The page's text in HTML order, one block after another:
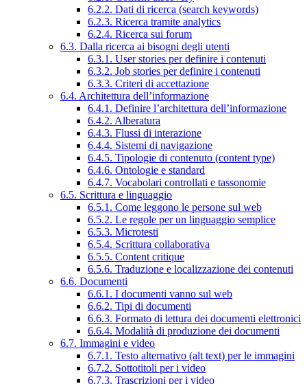
6.2.2. Dati di ricerca (search keywords)
6.2.3. Ricerca tramite analytics
6.2.4. Ricerca sui forum
6.3. Dalla ricerca ai bisogni degli utenti
6.3.1. User stories per definire i contenuti
6.3.2. Job stories per definire i contenuti
6.3.3. Criteri di accettazione
6.4. Architettura dell’informazione
6.4.1. Definire l’architettura dell’informazione
6.4.2. Alberatura
6.4.3. Flussi di interazione
6.4.4. Sistemi di navigazione
6.4.5. Tipologie di contenuto (content type)
6.4.6. Ontologie e standard
6.4.7. Vocabolari controllati e tassonomie
6.5. Scrittura e linguaggio
6.5.1. Come leggono le persone sul web
6.5.2. Le regole per un linguaggio semplice
6.5.3. Microtesti
6.5.4. Scrittura collaborativa
6.5.5. Content critique
6.5.6. Traduzione e localizzazione dei contenuti
6.6. Documenti
6.6.1. I documenti vanno sul web
6.6.2. Tipi di documenti
6.6.3. Formato di lettura dei documenti elettronici
6.6.4. Modalità di produzione dei documenti
6.7. Immagini e video
6.7.1. Testo alternativo (alt text) per le immagini
6.7.2. Sottotitoli per i video
6.7.3. Trascrizioni per i video